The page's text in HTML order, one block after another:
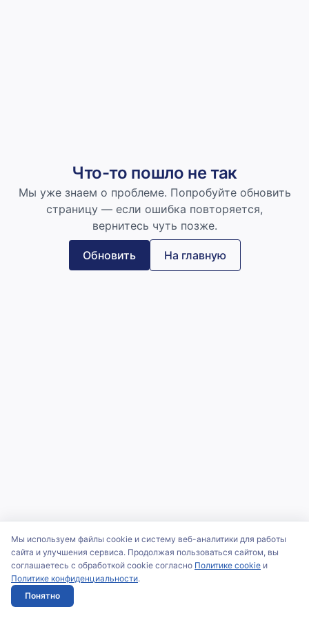
Что-то пошло не так
Мы уже знаем о проблеме. Попробуйте обновить
страницу — если ошибка повторяется,
вернитесь чуть позже.
Обновить На главную
Мы используем файлы cookie и систему веб-аналитики для работы
сайта и улучшения сервиса. Продолжая пользоваться сайтом, вы
соглашаетесь с обработкой cookie согласно Политике cookie и
Политике конфиденциальности.
Понятно